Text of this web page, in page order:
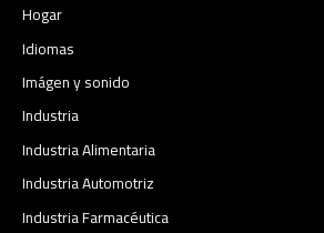
Hogar
Idiomas
Imágen y sonido
Industria
Industria Alimentaria
Industria Automotriz
Industria Farmacéutica